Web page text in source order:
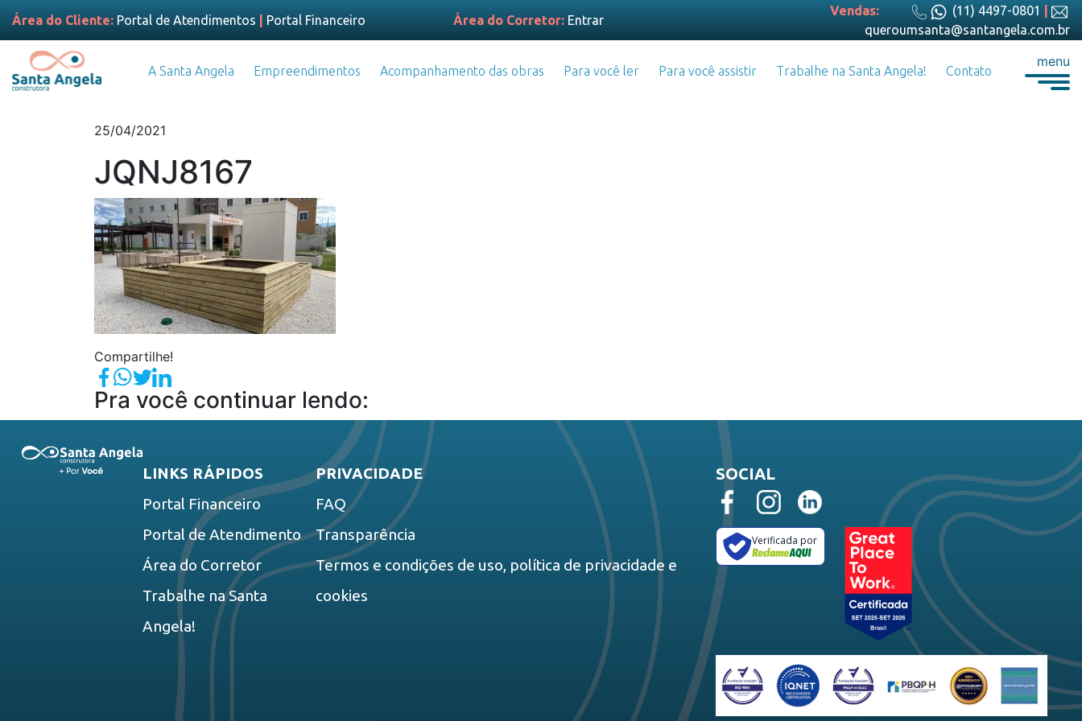
Área do Cliente: Portal de Atendimentos Portal Financeiro Área do Corretor: Entrar
Vendas: (11) 4497-0801
queroumsanta@santangela.com.br
A Santa Angela Empreendimentos Acompanhamento das obras Para você ler Para você assistir Trabalhe na Santa Angela! Contato
menu
25/04/2021
JQNJ8167
Compartilhe!
Pra você continuar lendo:
LINKS RÁPIDOS
Portal Financeiro
Portal de Atendimento
Área do Corretor
Trabalhe na Santa
Angela!
PRIVACIDADE
FAQ
Transparência
Termos e condições de uso, política de privacidade e
cookies
SOCIAL
Verificada por